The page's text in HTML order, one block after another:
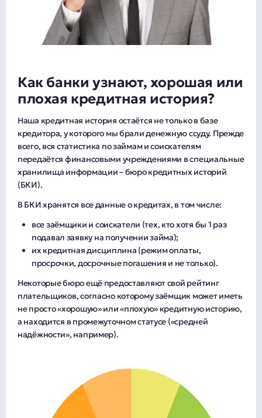
Как банки узнают, хорошая или
плохая кредитная история?
Наша кредитная история остаётся не только в базе
кредитора, у которого мы брали денежную ссуду. Прежде
всего, вся статистика по займам и соискателям
передаётся финансовыми учреждениями в специальные
хранилища информации – бюро кредитных историй
(БКИ).
В БКИ хранятся все данные о кредитах, в том числе:
все заёмщики и соискатели (тех, кто хотя бы 1 раз
подавал заявку на получении займа);
их кредитная дисциплина (режим оплаты,
просрочки, досрочные погашения и не только).
Некоторые бюро ещё предоставляют свой рейтинг
плательщиков, согласно которому заёмщик может иметь
не просто «хорошую» или «плохую» кредитную историю,
а находится в промежуточном статусе («средней
надёжности», например).